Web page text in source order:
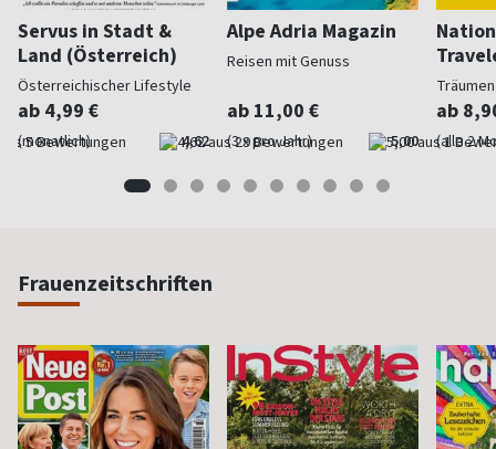
Servus in Stadt &
Land (Österreich)
Österreichischer Lifestyle
ab 4,99 €
(monatlich) 4,62
Alpe Adria Magazin
Reisen mit Genuss
ab 11,00 €
(3 x pro Jahr) 5,00
ab
(alle 2
Frauenzeitschriften